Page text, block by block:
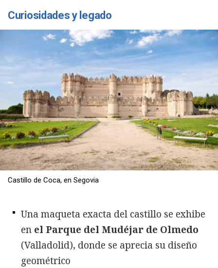
Curiosidades y legado
Castillo de Coca, en Segovia
Una maqueta exacta del castillo se exhibe
en el Parque del Mudéjar de Olmedo
(Valladolid), donde se aprecia su diseño
geométrico